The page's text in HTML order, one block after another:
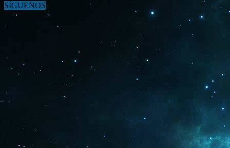
SÍGUENOS